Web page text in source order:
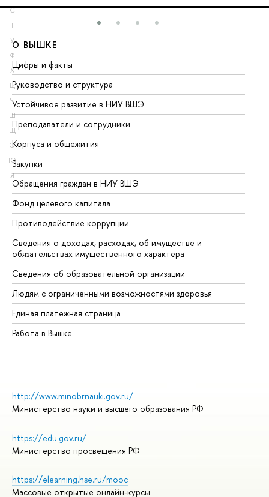
С
Т
У
Ф
Х
Ц
Ч
Ш
Щ
Э
Ю
Я
О ВЫШКЕ
Цифры и факты
Руководство и структура
Устойчивое развитие в НИУ ВШЭ
Преподаватели и сотрудники
Корпуса и общежития
Закупки
Обращения граждан в НИУ ВШЭ
Фонд целевого капитала
Противодействие коррупции
Сведения о доходах, расходах, об имуществе и
обязательствах имущественного характера
Сведения об образовательной организации
Людям с ограниченными возможностями здоровья
Единая платежная страница
Работа в Вышке
http://www.minobrnauki.gov.ru/
Министерство науки и высшего образования РФ
https://edu.gov.ru/
Министерство просвещения РФ
https://elearning.hse.ru/mooc
Массовые открытые онлайн-курсы